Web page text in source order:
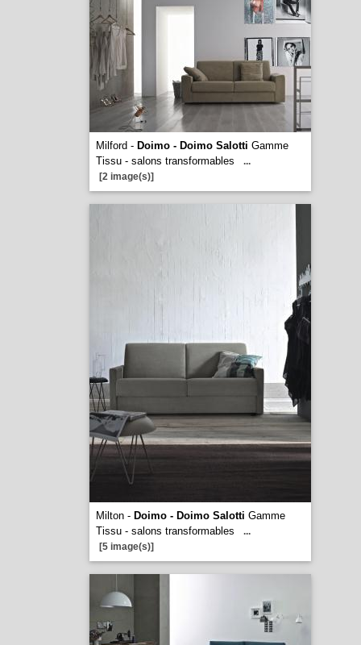
Milford - Doimo - Doimo Salotti Gamme
Tissu - salons transformables
...
[2 image(s)]
Milton - Doimo - Doimo Salotti Gamme
Tissu - salons transformables
...
[5 image(s)]